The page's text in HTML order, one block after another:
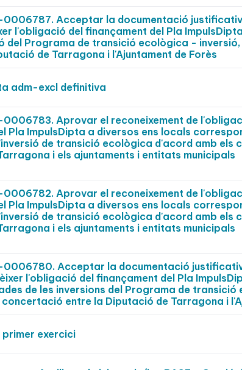
Acceptar la documentació
l'obligació del finançament del Pla
del Programa de transició ecològica - inversió,
de Tarragona i l'Ajuntament de Forès
adm-excl definitiva
Aprovar el reconeixement de
Pla ImpulsDipta a diversos ens locals
de transició ecològica d'acord amb els
i els ajuntaments i entitats municipals
Aprovar el reconeixement de
Pla ImpulsDipta a diversos ens locals
de transició ecològica d'acord amb els
i els ajuntaments i entitats municipals
Acceptar la documentació
l'obligació del finançament del Pla
de les inversions del Programa de
entre la Diputació de Tarragona i
exercici